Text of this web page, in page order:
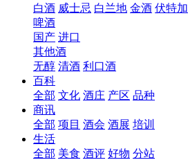
白酒 威士忌 白兰地 金酒 伏特加
啤酒
国产 进口
其他酒
无醇 清酒 利口酒
百科
全部 文化 酒庄 产区 品种
商讯
全部 项目 酒会 酒展 培训
生活
全部 美食 酒评 好物 分站